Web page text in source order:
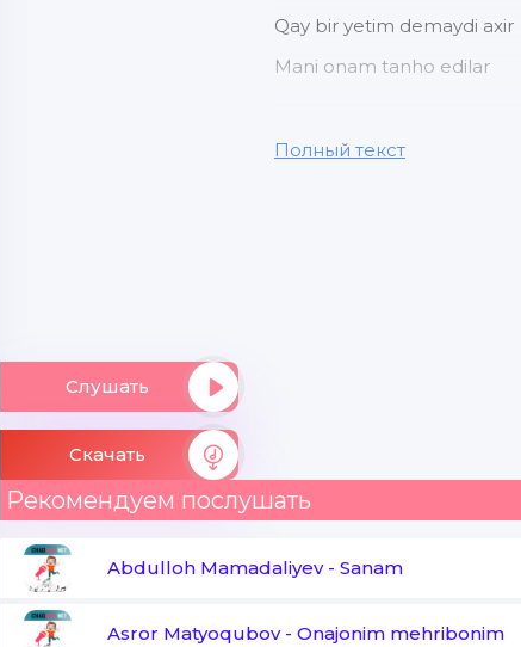
Слушать
Скачать
Qay bir yetim demaydi axir
Mani onam tanho edilar
Barcha barcha ayollar go'zal
Полный текст
Рекомендуем послушать
Abdulloh Mamadaliyev- Sanam
Asror Matyoqubov- Onajonim mehribonim